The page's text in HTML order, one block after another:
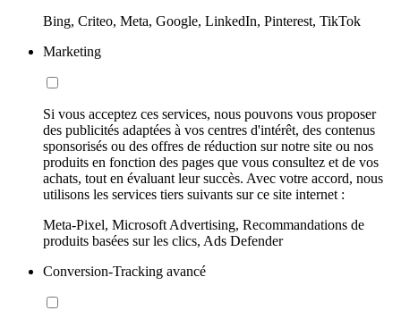
Bing, Criteo, Meta, Google, LinkedIn, Pinterest, TikTok
Marketing
Si vous acceptez ces services, nous pouvons vous proposer
des publicités adaptées à vos centres d'intérêt, des contenus
sponsorisés ou des offres de réduction sur notre site ou nos
produits en fonction des pages que vous consultez et de vos
achats, tout en évaluant leur succès. Avec votre accord, nous
utilisons les services tiers suivants sur ce site internet :
Meta-Pixel, Microsoft Advertising, Recommandations de
produits basées sur les clics, Ads Defender
Conversion-Tracking avancé